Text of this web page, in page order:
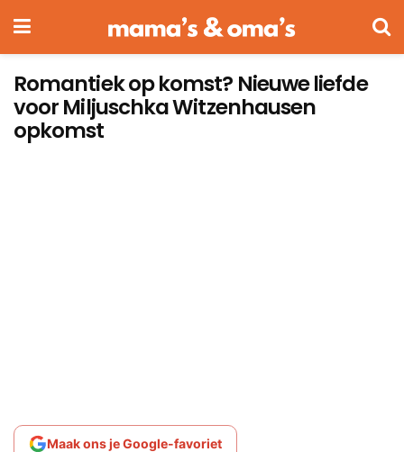
Romantiek op komst? Nieuwe liefde
voor Miljuschka Witzenhausen
opkomst
Maak ons je Google-favoriet